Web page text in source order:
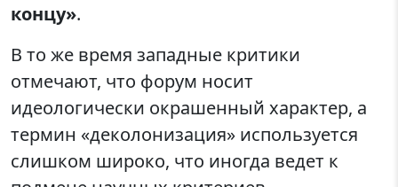
концу».
В то же время западные критики
отмечают, что форум носит
идеологически окрашенный характер, а
термин «деколонизация» используется
слишком широко, что иногда ведет к